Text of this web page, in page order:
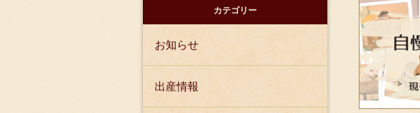
カテゴリー
お知らせ
出産情報